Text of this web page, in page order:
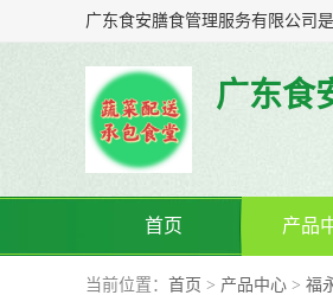
广东食
首页 产品
当前位置： 首页 > 产品中心 > 福